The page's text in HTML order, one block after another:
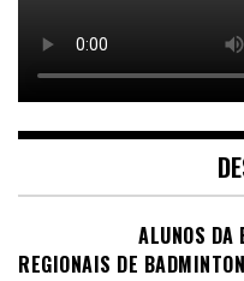
ALUNOS DA
REGIONAIS DE BADMINTON